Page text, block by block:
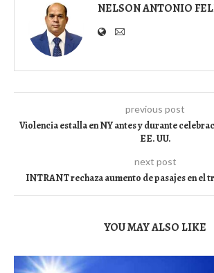
NELSON ANTONIO
previous post
Violencia estalla en NY antes y durante
EE. UU.
next post
INTRANT rechaza aumento de pasajes en el
YOU MAY ALSO LIKE